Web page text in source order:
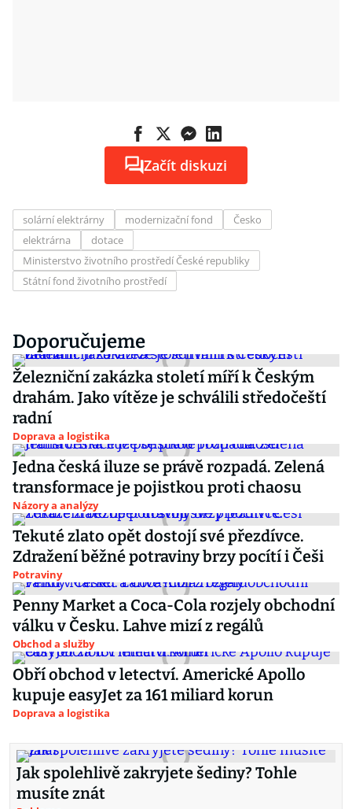
Začít diskuzi
solární elektrárny modernizační fond
Česko
elektrárna
dotace
Ministerstvo životního prostředí České republiky
Státní fond životního prostředí
Doporučujeme
Železniční zakázka století míří k Českým
drahám. Jako vítěze je schválili středočeští
radní
Doprava a logistika
Jedna česká iluze se právě rozpadá. Zelená
transformace je pojistkou proti chaosu
Názory a analýzy
Tekuté zlato opět dostojí své přezdívce.
Zdražení běžné potraviny brzy pocítí i Češi
Potraviny
Penny Market a Coca-Cola rozjely obchodní
válku v Česku. Lahve mizí z regálů
Obchod a služby
Obří obchod v letectví. Americké Apollo
kupuje easyJet za 161 miliard korun
Doprava a logistika
Jak spolehlivě zakryjete šediny? Tohle
musíte znát